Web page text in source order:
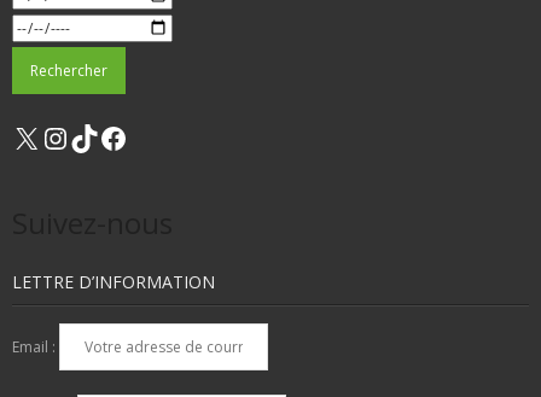
X Instagram
TikTok
LETTRE D’INFORMATION
Email :